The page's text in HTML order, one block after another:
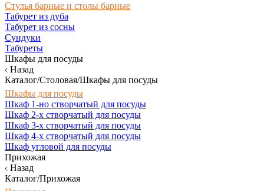
Стулья барные и столы барные
Табурет из дуба
Табурет из сосны
Сундуки
Табуреты
Шкафы для посуды
Назад
Каталог/Столовая/Шкафы для посуды
Шкафы для посуды
Шкаф 1-но створчатый для посуды
Шкаф 2-х створчатый для посуды
Шкаф 3-х створчатый для посуды
Шкаф 4-х створчатый для посуды
Шкаф угловой для посуды
Прихожая
Назад
Каталог/Прихожая